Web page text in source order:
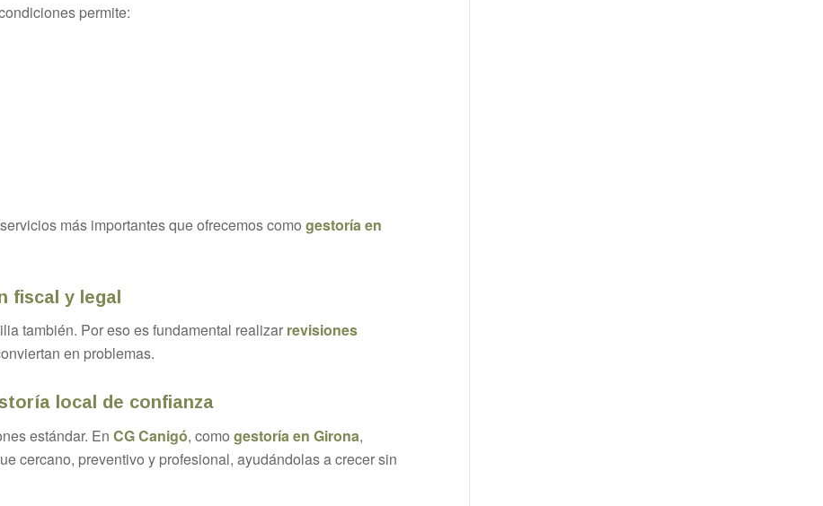
permite:
más importantes que ofrecemos como gestoría en
fiscal y legal
también. Por eso es fundamental realizar revisiones
en problemas.
local de confianza
estándar. En CG Canigó, como gestoría en Girona,
cercano, preventivo y profesional, ayudándolas a crecer sin